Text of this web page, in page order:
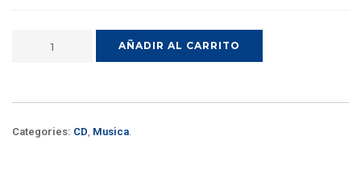
AÑADIR AL CARRITO
Categories: CD, Musica.